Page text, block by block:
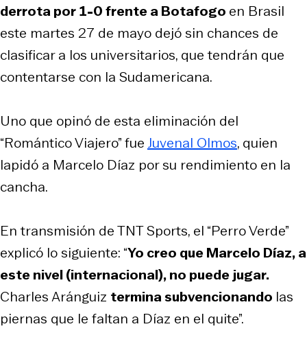
derrota por 1-0 frente a Botafogo en Brasil
este martes 27 de mayo dejó sin chances de
clasificar a los universitarios, que tendrán que
contentarse con la Sudamericana.
Uno que opinó de esta eliminación del
“Romántico Viajero” fue Juvenal Olmos, quien
lapidó a Marcelo Díaz por su rendimiento en la
cancha.
En transmisión de TNT Sports, el “Perro Verde”
explicó lo siguiente: “Yo creo que Marcelo Díaz, a
este nivel (internacional), no puede jugar.
Charles Aránguiz termina subvencionando las
piernas que le faltan a Díaz en el quite”.